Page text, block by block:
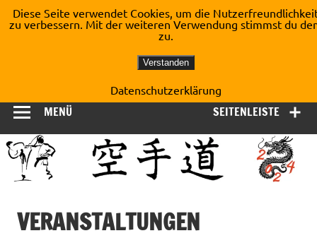
Inhalt
springen
Shotokan Karate Dojo
Kirchberg e.V.
SEITENLEISTE
MENÜ
VERANSTALTUNGEN
Diese Seite verwendet Cookies, um die
zu verbessern. Mit der weiteren Verwendung stimmst du
zu.
Verstanden
Datenschutzerklärung